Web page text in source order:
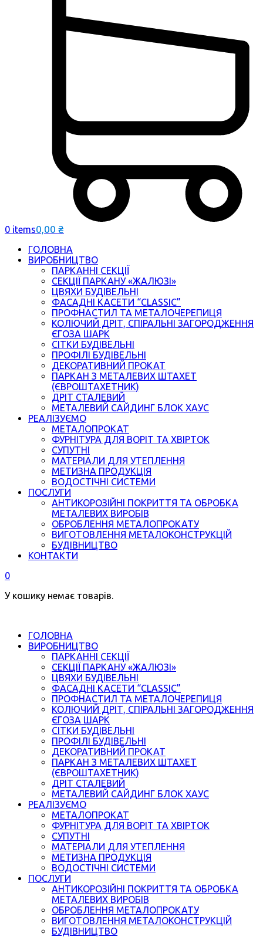
0 items0,00 ₴
ГОЛОВНА
ВИРОБНИЦТВО
ПАРКАННІ СЕКЦІЇ
СЕКЦІЇ ПАРКАНУ «ЖАЛЮЗІ»
ЦВЯХИ БУДІВЕЛЬНІ
ФАСАДНІ КАСЕТИ “CLASSIC”
ПРОФНАСТИЛ ТА МЕТАЛОЧЕРЕПИЦЯ
КОЛЮЧИЙ ДРІТ, СПІРАЛЬНІ ЗАГОРОДЖЕННЯ
ЄГОЗА ШАРК
СІТКИ БУДІВЕЛЬНІ
ПРОФІЛІ БУДІВЕЛЬНІ
ДЕКОРАТИВНИЙ ПРОКАТ
ПАРКАН З МЕТАЛЕВИХ ШТАХЕТ
(ЄВРОШТАХЕТНИК)
ДРІТ СТАЛЕВИЙ
МЕТАЛЕВИЙ САЙДИНГ БЛОК ХАУС
РЕАЛІЗУЄМО
МЕТАЛОПРОКАТ
ФУРНІТУРА ДЛЯ ВОРІТ ТА ХВІРТОК
СУПУТНІ
МАТЕРІАЛИ ДЛЯ УТЕПЛЕННЯ
МЕТИЗНА ПРОДУКЦІЯ
ВОДОСТІЧНІ СИСТЕМИ
ПОСЛУГИ
АНТИКОРОЗІЙНІ ПОКРИТТЯ ТА ОБРОБКА
МЕТАЛЕВИХ ВИРОБІВ
ОБРОБЛЕННЯ МЕТАЛОПРОКАТУ
ВИГОТОВЛЕННЯ МЕТАЛОКОНСТРУКЦІЙ
БУДІВНИЦТВО
КОНТАКТИ
0
У кошику немає товарів.
ГОЛОВНА
ВИРОБНИЦТВО
ПАРКАННІ СЕКЦІЇ
СЕКЦІЇ ПАРКАНУ «ЖАЛЮЗІ»
ЦВЯХИ БУДІВЕЛЬНІ
ФАСАДНІ КАСЕТИ “CLASSIC”
ПРОФНАСТИЛ ТА МЕТАЛОЧЕРЕПИЦЯ
КОЛЮЧИЙ ДРІТ, СПІРАЛЬНІ ЗАГОРОДЖЕННЯ
ЄГОЗА ШАРК
СІТКИ БУДІВЕЛЬНІ
ПРОФІЛІ БУДІВЕЛЬНІ
ДЕКОРАТИВНИЙ ПРОКАТ
ПАРКАН З МЕТАЛЕВИХ ШТАХЕТ
(ЄВРОШТАХЕТНИК)
ДРІТ СТАЛЕВИЙ
МЕТАЛЕВИЙ САЙДИНГ БЛОК ХАУС
РЕАЛІЗУЄМО
МЕТАЛОПРОКАТ
ФУРНІТУРА ДЛЯ ВОРІТ ТА ХВІРТОК
СУПУТНІ
МАТЕРІАЛИ ДЛЯ УТЕПЛЕННЯ
МЕТИЗНА ПРОДУКЦІЯ
ВОДОСТІЧНІ СИСТЕМИ
ПОСЛУГИ
АНТИКОРОЗІЙНІ ПОКРИТТЯ ТА ОБРОБКА
МЕТАЛЕВИХ ВИРОБІВ
ОБРОБЛЕННЯ МЕТАЛОПРОКАТУ
ВИГОТОВЛЕННЯ МЕТАЛОКОНСТРУКЦІЙ
БУДІВНИЦТВО